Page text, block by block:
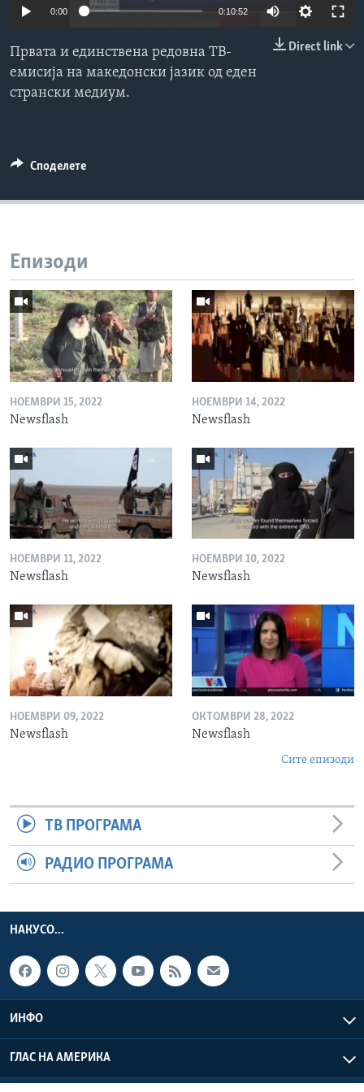
ИНТЕРВЈУА
0:00 0:10:52
Direct link
Првата и единствена редовна ТВ-
емисија на македонски јазик од еден
странски медиум.
Споделете
Епизоди
НОЕМВРИ 15, 2022
Newsflash
НОЕМВРИ 14, 2022
Newsflash
НОЕМВРИ 11, 2022
Newsflash
НОЕМВРИ 10, 2022
Newsflash
НОЕМВРИ 09, 2022
Newsflash
ОКТОМВРИ 28, 2022
Newsflash
Сите епизоди
ТВ ПРОГРАМА
РАДИО ПРОГРАМА
НАКУСО...
ИНФО
ГЛАС НА АМЕРИКА